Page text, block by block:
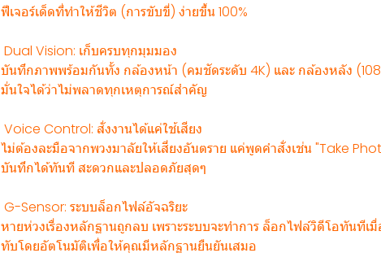
️ฟีเจอร์เด็ดที่ทำให้ชีวิต (การขับขี่) ง่ายขึ้น 100%
Dual Vision: เก็บครบทุกมุมมอง
บันทึกภาพพร้อมกันทั้ง กล้องหน้า (คมชัดระดับ 4K) และ กล้องหลัง
มั่นใจได้ว่าไม่พลาดทุกเหตุการณ์สำคัญ
️ Voice Control: สั่งงานได้แค่ใช้เสียง
ไม่ต้องละมือจากพวงมาลัยให้เสี่ยงอันตราย แค่พูดคำสั่งเช่น "Take
บันทึกได้ทันที สะดวกและปลอดภัยสุดๆ
G-Sensor: ระบบล็อกไฟล์อัจฉริยะ
หายห่วงเรื่องหลักฐานถูกลบ เพราะระบบจะทำการ ล็อกไฟล์วิดีโอทันทีเ
ทับโดยอัตโนมัติเพื่อให้คุณมีหลักฐานยืนยันเสมอ